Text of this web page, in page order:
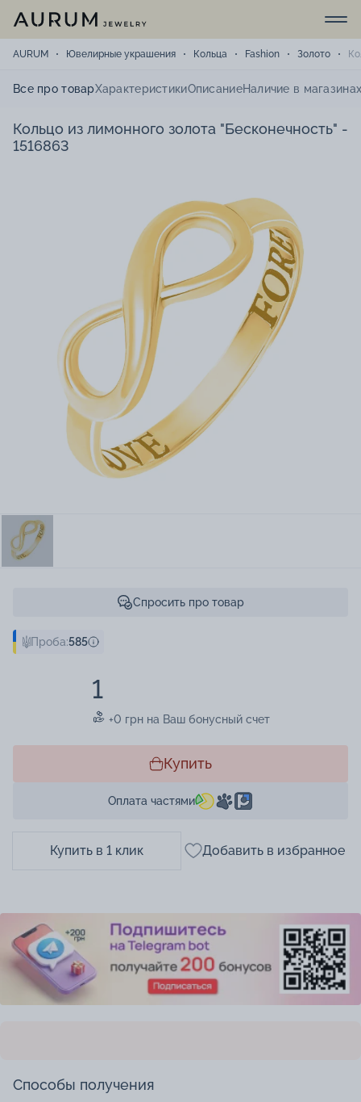
AURUM Ювелирные украшения Кольца Fashion Золото
Все про товарХарактеристикиОписаниеНаличие в
Кольцо из лимонного золота "Бесконечность" -
1516863
Спросить про товар
Проба:585
1
+0 грн на Ваш бонусный счет
Купить
Оплата частями
Купить в 1 клик Добавить в избранное
Способы получения